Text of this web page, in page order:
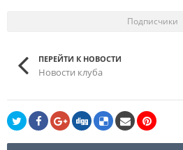
Подписчики
ПЕРЕЙТИ К НОВОСТИ
Новости клуба